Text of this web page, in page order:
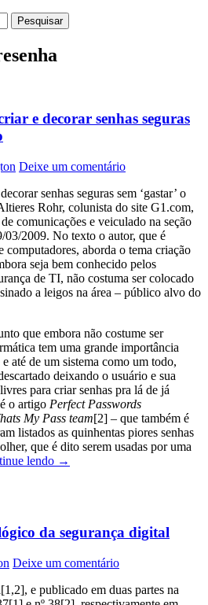
e decorar senhas seguras
Deixe um comentário
senhas seguras sem ‘gastar’ o
Rohr, colunista do site G1.com,
comunicações e veiculado na seção
03/2009. No texto o autor, que é
computadores, aborda o tema criação
seja bem conhecido pelos
de TI, não costuma ser colocado
a leigos na área – público alvo do
que embora não costume ser
tem uma grande importância
até de um sistema como um todo,
deixando o usuário e sua
para criar senhas pra lá de já
o artigo Perfect Passwords
My Pass team[2] – que também é
listados as quinhentas piores senhas
que é dito serem usadas por uma
lendo Resenha:
decorar
senhas
seguras
sem
‘gastar’
o
→
da segurança digital
Deixe um comentário
e publicado em duas partes na